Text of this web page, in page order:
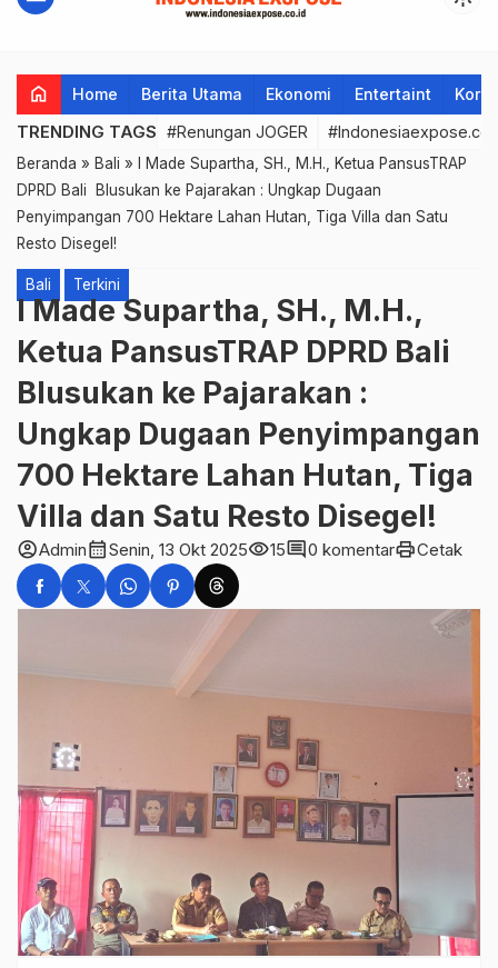
home Home Berita Utama Ekonomi Entertaint
TRENDING TAGS #Renungan JOGER
Beranda » Bali »
I Made Supartha, SH., M.H., Ketua PansusTRAP
DPRD Bali Blusukan ke Pajarakan : Ungkap Dugaan
Penyimpangan 700 Hektare Lahan Hutan, Tiga Villa dan Satu
Resto Disegel!
Bali Terkini
I Made Supartha, SH., M.H.,
Ketua PansusTRAP DPRD Bali
Blusukan ke Pajarakan :
Ungkap Dugaan Penyimpangan
700 Hektare Lahan Hutan, Tiga
Villa dan Satu Resto Disegel!
account_circleAdmincalendar_monthSenin, 13 Okt 2025visibility15comment0 komentarprintCetak